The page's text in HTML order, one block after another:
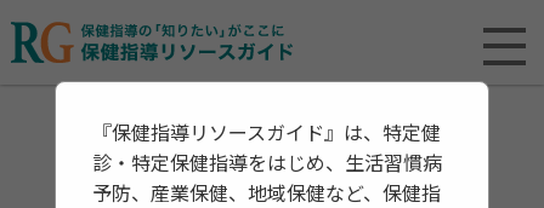
『保健指導リソースガイド』は、特定健
診・特定保健指導をはじめ、生活習慣病
予防、産業保健、地域保健など、保健指